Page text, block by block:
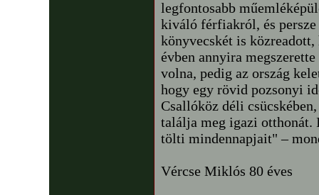
legfontosabb
kiváló férfiakról, és
könyvecskét is
évben annyira
volna, pedig az ország
hogy egy rövid pozsonyi
Csallóköz déli
találja meg igazi otthonát.
tölti mindennapjait" –
Vércse Miklós 80 éves